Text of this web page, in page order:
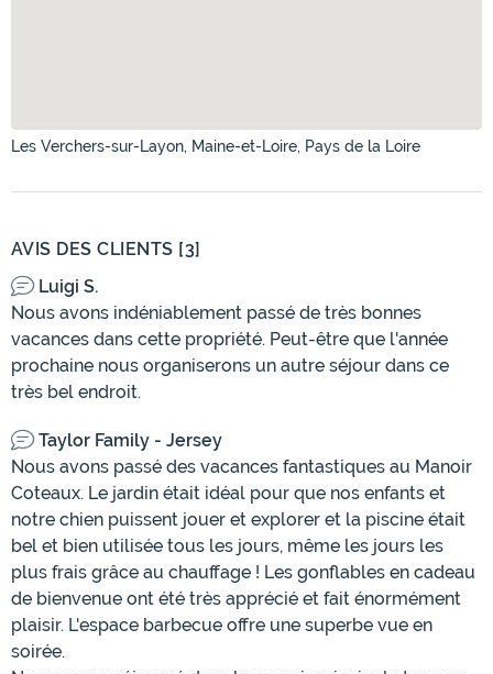
Les Verchers-sur-Layon, Maine-et-Loire, Pays de la Loire
AVIS DES CLIENTS [3]
Luigi S.
Nous avons indéniablement passé de très bonnes
vacances dans cette propriété. Peut-être que l'année
prochaine nous organiserons un autre séjour dans ce
très bel endroit.
Taylor Family - Jersey
Nous avons passé des vacances fantastiques au Manoir
Coteaux. Le jardin était idéal pour que nos enfants et
notre chien puissent jouer et explorer et la piscine était
bel et bien utilisée tous les jours, même les jours les
plus frais grâce au chauffage ! Les gonflables en cadeau
de bienvenue ont été très apprécié et fait énormément
plaisir. L'espace barbecue offre une superbe vue en
soirée.